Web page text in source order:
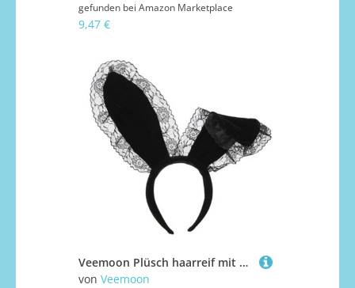
gefunden bei Amazon Marketplace
9,47 €
Veemoon Plüsch haarreif mit Spitzen hasenohren Weiches Party cosplay accessoire für Frauen Rutschfester Kopfschmuck Komfortabel und Dekorativ für Karneval und Feierlichkeiten
von Veemoon